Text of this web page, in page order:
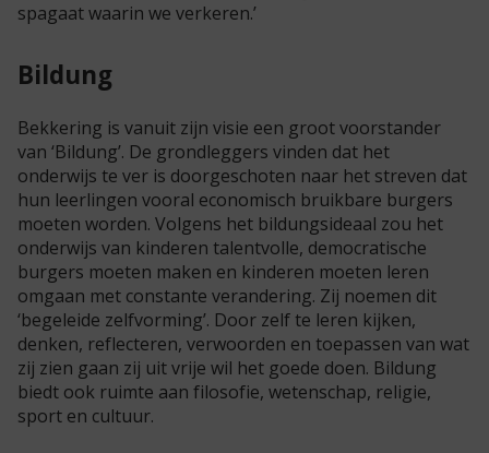
spagaat waarin we verkeren.’
Bildung
Bekkering is vanuit zijn visie een groot voorstander
van ‘Bildung’. De grondleggers vinden dat het
onderwijs te ver is doorgeschoten naar het streven dat
hun leerlingen vooral economisch bruikbare burgers
moeten worden. Volgens het bildungsideaal zou het
onderwijs van kinderen talentvolle, democratische
burgers moeten maken en kinderen moeten leren
omgaan met constante verandering. Zij noemen dit
‘begeleide zelfvorming’. Door zelf te leren kijken,
denken, reflecteren, verwoorden en toepassen van wat
zij zien gaan zij uit vrije wil het goede doen. Bildung
biedt ook ruimte aan filosofie, wetenschap, religie,
sport en cultuur.